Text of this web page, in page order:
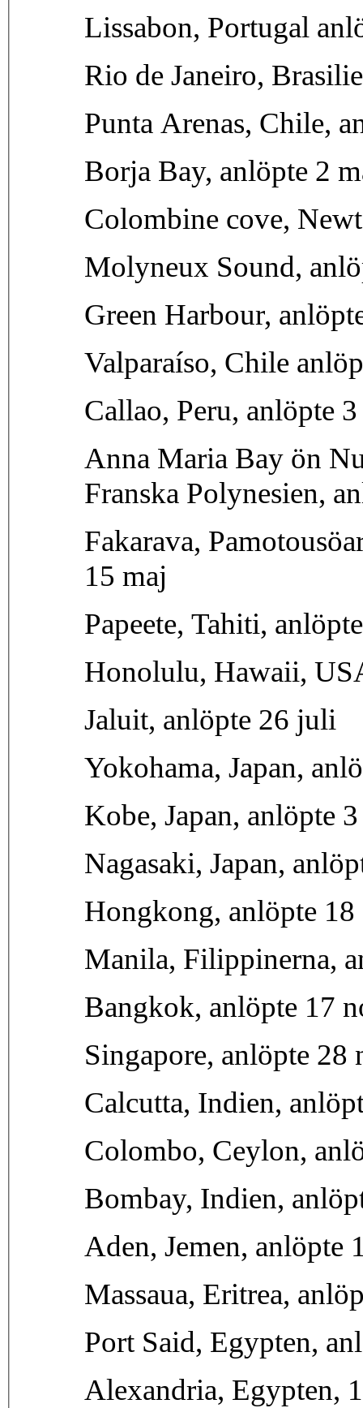
Lissabon, Portugal
Rio de Janeiro,
Punta Arenas, Chile,
Borja Bay, anlöpte 2
Colombine cove,
Molyneux Sound,
Green Harbour,
Valparaíso, Chile
Callao, Peru, anlöpte
Anna Maria Bay ön
Franska Polynesien,
Fakarava,
15 maj
Papeete, Tahiti,
Honolulu, Hawaii,
Jaluit, anlöpte 26 juli
Yokohama, Japan,
Kobe, Japan, anlöpte
Nagasaki, Japan,
Hongkong, anlöpte
Manila, Filippinerna,
Bangkok, anlöpte 17
Singapore, anlöpte 28
Calcutta, Indien,
Colombo, Ceylon,
Bombay, Indien,
Aden, Jemen, anlöpte
Massaua, Eritrea,
Port Said, Egypten,
Alexandria, Egypten,